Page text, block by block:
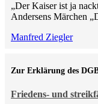
„Der Kaiser ist ja
Andersens Märchen
Manfred Ziegler
Friedens- und
Zur Erklärung des